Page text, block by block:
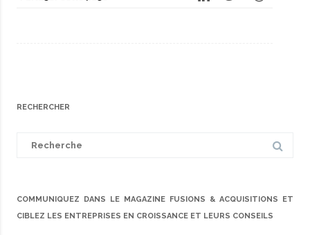
RECHERCHER
COMMUNIQUEZ DANS LE MAGAZINE FUSIONS & ACQUISITIONS ET
CIBLEZ LES ENTREPRISES EN CROISSANCE ET LEURS CONSEILS